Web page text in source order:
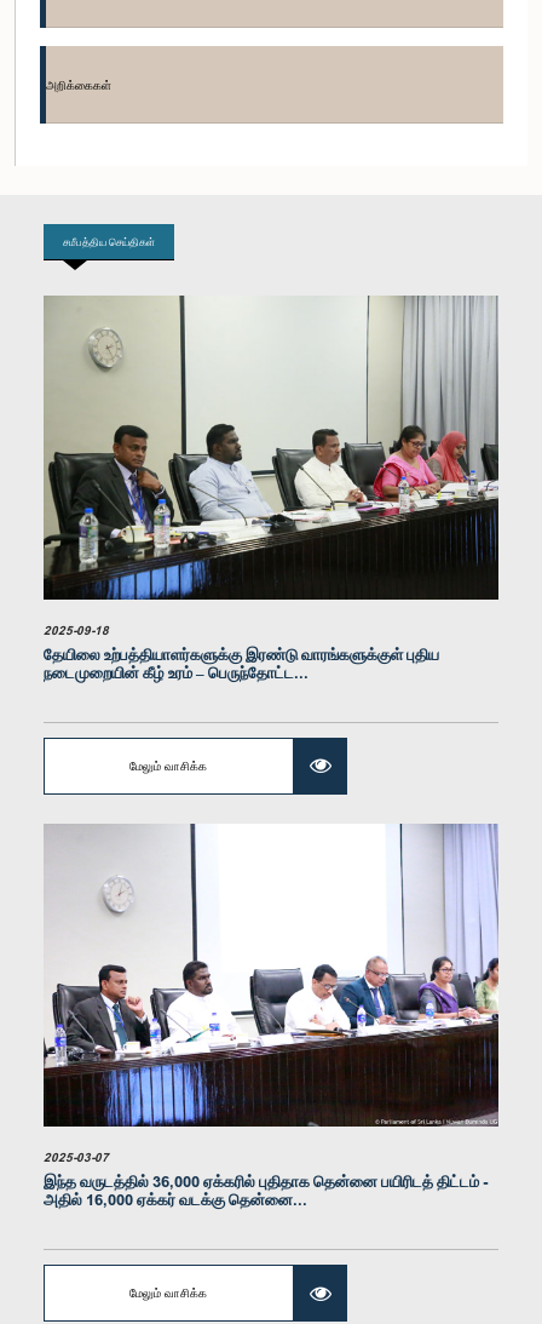
உறுப்பினர்
கௌரவ கே. சுஜித் சஞ்ஜய பெரேரா, பா.உ.
உறுப்பினர்
அறிக்கைகள்
சமீபத்திய செய்திகள்
2025-09-18
தேயிலை உற்பத்தியாளர்களுக்கு இரண்டு வாரங்களுக்குள் புதிய
நடைமுறையின் கீழ் உரம் – பெருந்தோட்ட...
மேலும் வாசிக்க
2025-03-07
இந்த வருடத்தில் 36,000 ஏக்கரில் புதிதாக தென்னை பயிரிடத் திட்டம் -
அதில் 16,000 ஏக்கர் வடக்கு தென்னை...
மேலும் வாசிக்க